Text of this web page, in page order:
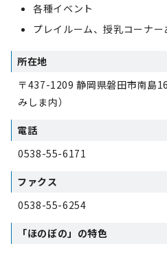
各種イベント
プレイルーム、授乳コーナー
所在地
〒437-1209 静岡県磐田市南島
みしま内）
電話
0538-55-6171
ファクス
0538-55-6254
「ほのぼの」の特色